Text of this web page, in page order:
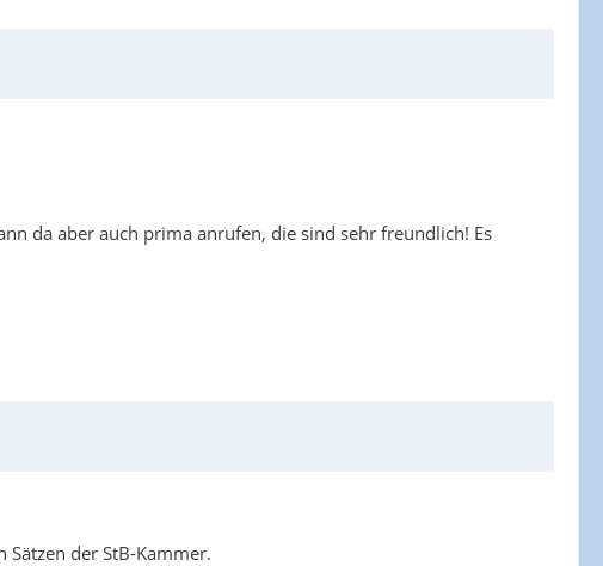
da aber auch prima anrufen, die sind sehr freundlich! Es
der StB-Kammer.